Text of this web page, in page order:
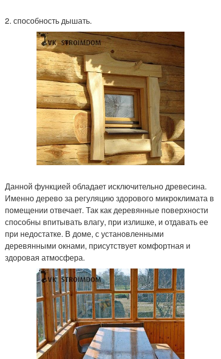
2. способность дышать.
Данной функцией обладает исключительно древесина.
Именно дерево за регуляцию здорового микроклимата в
помещении отвечает. Так как деревянные поверхности
способны впитывать влагу, при излишке, и отдавать ее
при недостатке. В доме, с установленными
деревянными окнами, присутствует комфортная и
здоровая атмосфера.